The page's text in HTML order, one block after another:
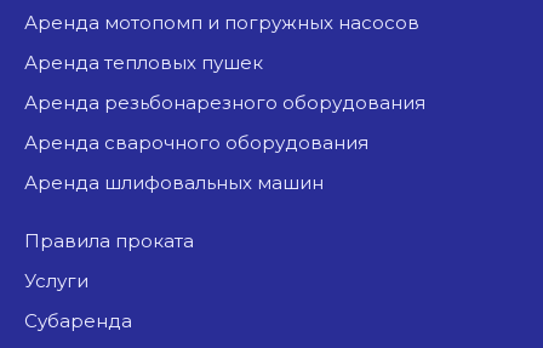
аренда мотопомп и погружных насосов
аренда тепловых пушек
аренда резьбонарезного оборудования
аренда сварочного оборудования
аренда шлифовальных машин
Правила проката
Услуги
Субаренда